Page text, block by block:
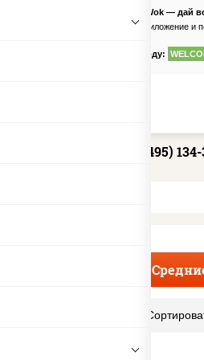
PizzaSushiWok — дай
Скачайте приложение и
по промокоду:
+7 (495)